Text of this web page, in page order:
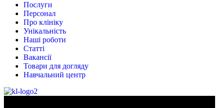
Послуги
Персонал
Про клініку
Унікальність
Наші роботи
Статті
Вакансії
Товари для догляду
Навчальний центр